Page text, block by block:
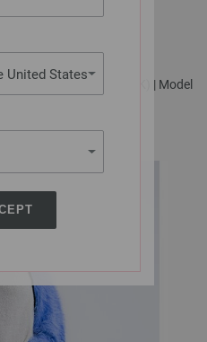
United States
+ Strikkeopskrifter (DK) | Model